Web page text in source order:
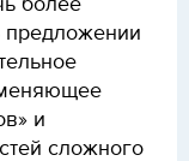
более
предложении
и
сложного